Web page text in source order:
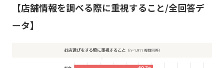
【店舗情報を調べる際に重視すること/全回答デ
ータ】